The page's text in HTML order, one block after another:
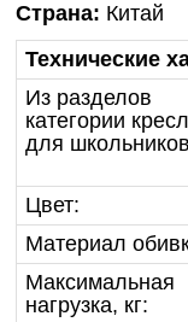
Страна: Китай
Технические
Из разделов
категории
для
Цвет:
Материал
Максимальная
нагрузка, кг: